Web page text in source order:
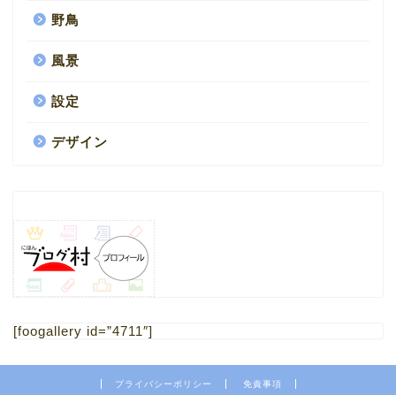
野鳥
風景
設定
デザイン
[foogallery id=”4711″]
プライバシーポリシー 免責事項